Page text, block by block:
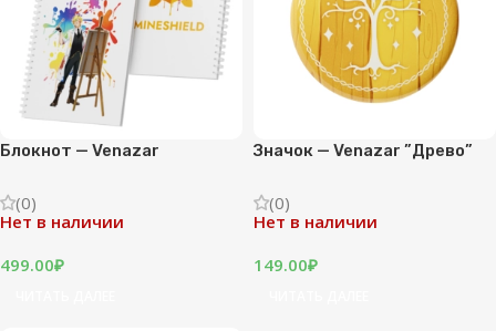
Блокнот — Venazar
(0)
Нет в наличии
499.00₽
Значок — Venazar ”Древо”
(0)
Нет в наличии
149.00₽